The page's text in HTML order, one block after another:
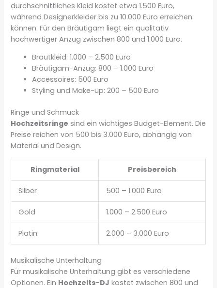
durchschnittliches Kleid kostet etwa 1.500 Euro,
während Designerkleider bis zu 10.000 Euro erreichen
können. Für den Bräutigam liegt ein qualitativ
hochwertiger Anzug zwischen 800 und 1.000 Euro.
Brautkleid: 1.000 – 2.500 Euro
Bräutigam-Anzug: 800 – 1.000 Euro
Accessoires: 500 Euro
Styling und Make-up: 200 – 500 Euro
Ringe und Schmuck
Hochzeitsringe sind ein wichtiges Budget-Element. Die
Preise reichen von 500 bis 3.000 Euro, abhängig von
Material und Design.
Ringmaterial Preisbereich
Silber 500 – 1.000 Euro
Gold 1.000 – 2.500 Euro
Platin 2.000 – 3.000 Euro
Musikalische Unterhaltung
Für musikalische Unterhaltung gibt es verschiedene
Optionen. Ein Hochzeits-DJ kostet zwischen 800 und